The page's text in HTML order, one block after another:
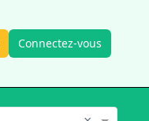
Connectez-vous